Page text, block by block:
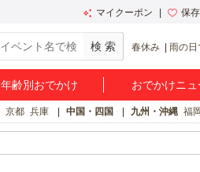
マイクーポン 保
春休み 雨の日
年齢別おでかけ おでかけニュ
京都 兵庫 中国・四国 九州・沖縄 福岡